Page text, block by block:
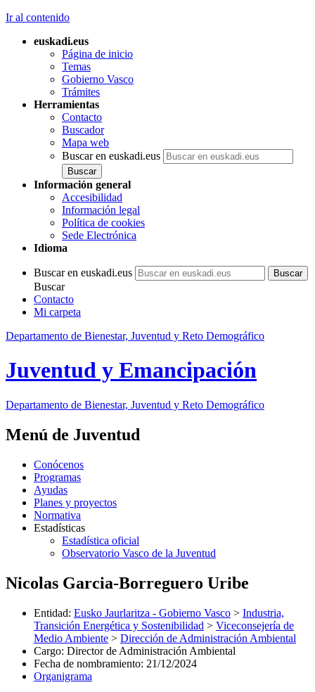
Ir al contenido
euskadi.eus
Página de inicio
Temas
Gobierno Vasco
Trámites
Herramientas
Contacto
Buscador
Mapa web
Buscar en euskadi.eus
Información general
Accesibilidad
Información legal
Política de cookies
Sede Electrónica
Idioma
Buscar en euskadi.eus
Buscar
Contacto
Mi carpeta
Departamento de Bienestar, Juventud y Reto Demográfico
Juventud y Emancipación
Departamento de Bienestar, Juventud y Reto Demográfico
Menú de Juventud
Conócenos
Programas
Ayudas
Planes y proyectos
Normativa
Estadísticas
Estadística oficial
Observatorio Vasco de la Juventud
Nicolas Garcia-Borreguero Uribe
Entidad: Eusko Jaurlaritza - Gobierno Vasco > Industria,
Transición Energética y Sostenibilidad > Viceconsejería de
Medio Ambiente > Dirección de Administración Ambiental
Cargo: Director de Administración Ambiental
Fecha de nombramiento: 21/12/2024
Organigrama